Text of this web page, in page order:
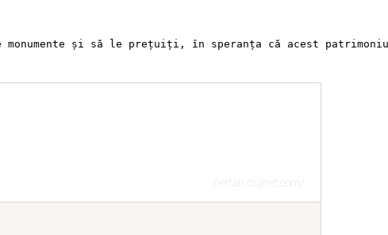
monumente și să le prețuiți, în speranța că acest
nertan.clujnet.com/